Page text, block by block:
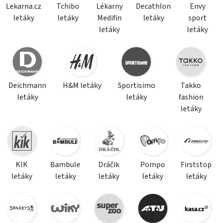
Lekarna.cz
letáky
Tchibo
letáky
Lékarny
Medifin
letáky
Decathlon
letáky
Envy
sport
letáky
Deichmann
letáky
H&M letáky
Sportisimo
letáky
Takko
fashion
letáky
KIK
letáky
Bambule
letáky
Dráčik
letáky
Pompo
letáky
Firststop
letáky